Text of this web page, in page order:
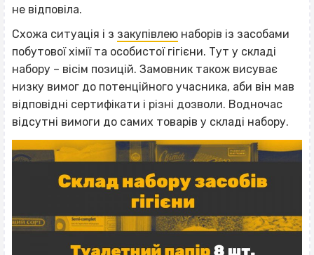
не відповіла.
Схожа ситуація і з закупівлею наборів із засобами
побутової хімії та особистої гігієни. Тут у складі
набору – вісім позицій. Замовник також висуває
низку вимог до потенційного учасника, аби він мав
відповідні сертифікати і різні дозволи. Водночас
відсутні вимоги до самих товарів у складі набору.